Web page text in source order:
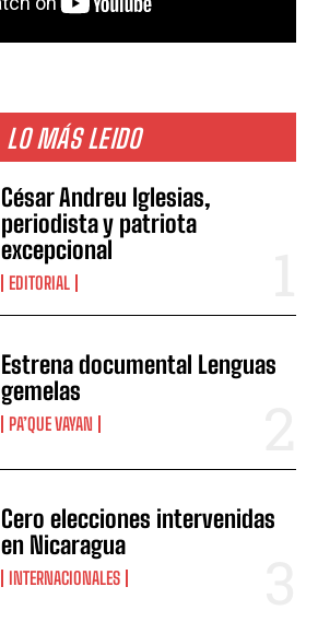
LO MÁS LEIDO
César Andreu Iglesias,
periodista y patriota
excepcional
EDITORIAL
Estrena documental Lenguas
gemelas
PA’QUE VAYAN
Cero elecciones intervenidas
en Nicaragua
INTERNACIONALES